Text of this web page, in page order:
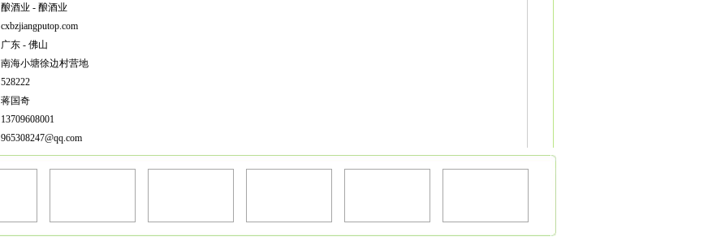
酿酒业 - 酿酒业
cxbzjiangputop.com
广东 - 佛山
南海小塘徐边村营地
528222
蒋国奇
13709608001
965308247@qq.com